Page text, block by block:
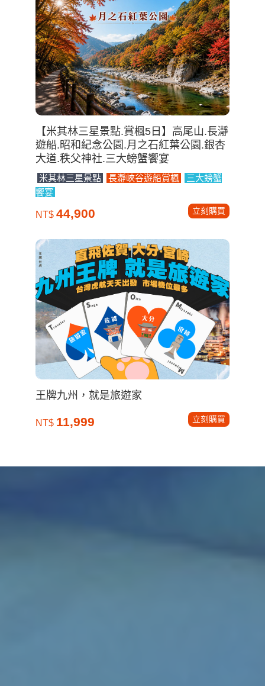
【米其林三星景點.賞楓5日】高尾山.長瀞
遊船.昭和紀念公園.月之石紅葉公園.銀杏
大道.秩父神社.三大螃蟹饗宴
米其林三星景點 長瀞峽谷遊船賞楓
三大螃蟹
饗宴
NT$ 44,900 立刻購買
王牌九州，就是旅遊家
NT$ 11,999 立刻購買